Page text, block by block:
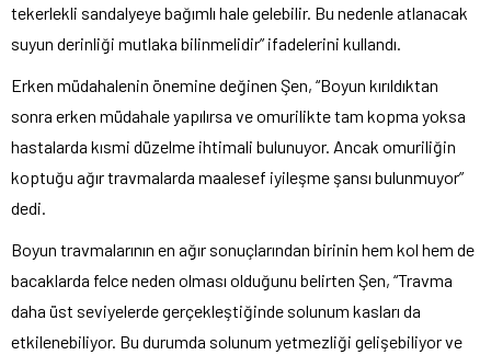
tekerlekli sandalyeye bağımlı hale gelebilir. Bu nedenle atlanacak
suyun derinliği mutlaka bilinmelidir” ifadelerini kullandı.
Erken müdahalenin önemine değinen Şen, “Boyun kırıldıktan
sonra erken müdahale yapılırsa ve omurilikte tam kopma yoksa
hastalarda kısmi düzelme ihtimali bulunuyor. Ancak omuriliğin
koptuğu ağır travmalarda maalesef iyileşme şansı bulunmuyor”
dedi.
Boyun travmalarının en ağır sonuçlarından birinin hem kol hem de
bacaklarda felce neden olması olduğunu belirten Şen, “Travma
daha üst seviyelerde gerçekleştiğinde solunum kasları da
etkilenebiliyor. Bu durumda solunum yetmezliği gelişebiliyor ve